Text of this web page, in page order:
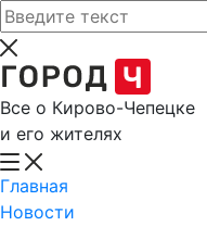
Все о Кирово-Чепецке
и его жителях
Главная
Новости